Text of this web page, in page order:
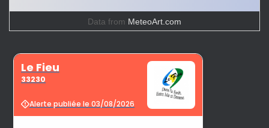
Data from MeteoArt.com